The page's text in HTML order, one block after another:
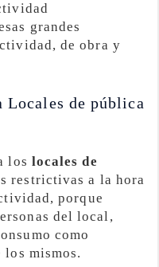
grandes
de obra y
Locales de pública
los locales de
restrictivas a la hora
porque
del local,
como
mismos.